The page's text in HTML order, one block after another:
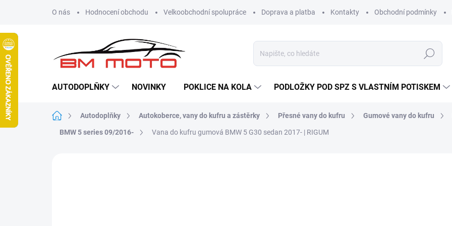
O nás Hodnocení obchodu Velkoobchodní spolupráce Doprava a platba Kontakty Obchodní podmínky
Hledat
AUTODOPLŇKY NOVINKY POKLICE NA KOLA PODLOŽKY POD SPZ S VLASTNÍM POTISKEM
Domů Autodoplňky Autokoberce, vany do kufru a zástěrky Přesné vany do kufru Gumové vany do kufru
BMW 5 series 09/2016- Vana do kufru gumová BMW 5 G30 sedan 2017- | RIGUM